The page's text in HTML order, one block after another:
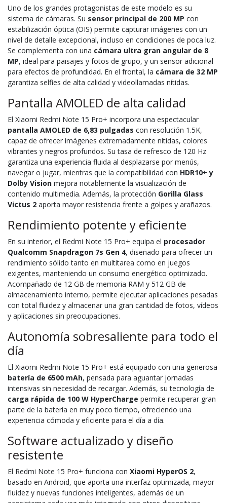
Uno de los grandes protagonistas de este modelo es su
sistema de cámaras. Su sensor principal de 200 MP con
estabilización óptica (OIS) permite capturar imágenes con un
nivel de detalle excepcional, incluso en condiciones de poca luz.
Se complementa con una cámara ultra gran angular de 8
MP, ideal para paisajes y fotos de grupo, y un sensor adicional
para efectos de profundidad. En el frontal, la cámara de 32 MP
garantiza selfies de alta calidad y videollamadas nítidas.
Pantalla AMOLED de alta calidad
El Xiaomi Redmi Note 15 Pro+ incorpora una espectacular
pantalla AMOLED de 6,83 pulgadas con resolución 1.5K,
capaz de ofrecer imágenes extremadamente nítidas, colores
vibrantes y negros profundos. Su tasa de refresco de 120 Hz
garantiza una experiencia fluida al desplazarse por menús,
navegar o jugar, mientras que la compatibilidad con HDR10+ y
Dolby Vision mejora notablemente la visualización de
contenido multimedia. Además, la protección Gorilla Glass
Victus 2 aporta mayor resistencia frente a golpes y arañazos.
Rendimiento potente y eficiente
En su interior, el Redmi Note 15 Pro+ equipa el procesador
Qualcomm Snapdragon 7s Gen 4, diseñado para ofrecer un
rendimiento sólido tanto en multitarea como en juegos
exigentes, manteniendo un consumo energético optimizado.
Acompañado de 12 GB de memoria RAM y 512 GB de
almacenamiento interno, permite ejecutar aplicaciones pesadas
con total fluidez y almacenar una gran cantidad de fotos, vídeos
y aplicaciones sin preocupaciones.
Autonomía sobresaliente para todo el
día
El Xiaomi Redmi Note 15 Pro+ está equipado con una generosa
batería de 6500 mAh, pensada para aguantar jornadas
intensivas sin necesidad de recargar. Además, su tecnología de
carga rápida de 100 W HyperCharge permite recuperar gran
parte de la batería en muy poco tiempo, ofreciendo una
experiencia cómoda y eficiente para el día a día.
Software actualizado y diseño
resistente
El Redmi Note 15 Pro+ funciona con Xiaomi HyperOS 2,
basado en Android, que aporta una interfaz optimizada, mayor
fluidez y nuevas funciones inteligentes, además de un